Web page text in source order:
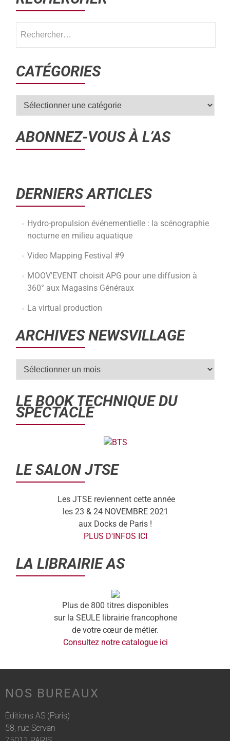
CATÉGORIES
ABONNEZ-VOUS À L’AS
DERNIERS ARTICLES
Hydro-propulsion événementielle : la scénographie
nocturne en milieu aquatique
Video Mapping Festival #9
MOOV’EVENT choisit APG pour une diffusion à
360° aux Magasins Généraux
La virtual production
ARCHIVES NEWSVILLAGE
LE BOOK TECHNIQUE DU
SPECTACLE
LE SALON JTSE
Les JTSE reviennent cette année
les 23 & 24 NOVEMBRE 2021
aux Docks de Paris !
PLUS D'INFOS ICI
LA LIBRAIRIE AS
Plus de 800 titres disponibles
sur la SEULE librairie francophone
de votre cœur de métier.
Consultez notre catalogue ici
NOS BUREAUX
Éditions AS (Paris)
58, rue Servan